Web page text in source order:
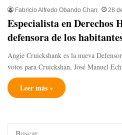
Fabricio Alfredo Obando Chan 28
Especialista en Derechos
defensora de los
Angie Cruickshank es la nueva
votos para Cruickshan, José Manuel
Leer más »